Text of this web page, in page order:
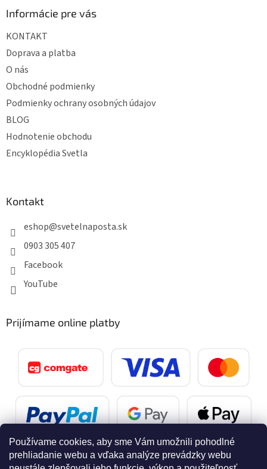
Používame cookies, aby sme Vám umožnili pohodlné
prehliadanie webu a vďaka analýze prevádzky webu
Informácie pre vás
KONTAKT
Doprava a platba
O nás
Obchodné podmienky
Podmienky ochrany osobných údajov
BLOG
Hodnotenie obchodu
Encyklopédia Svetla
Kontakt
eshop@svetelnaposta.sk
0903 305 407
Facebook
YouTube
Prijímame online platby